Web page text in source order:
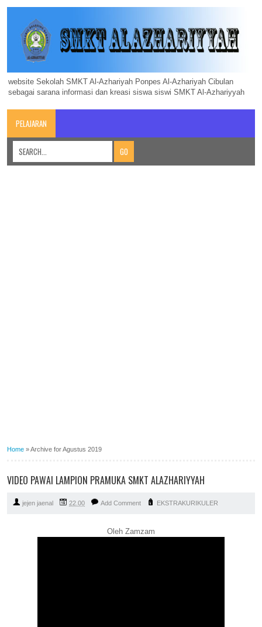
website Sekolah SMKT Al-Azhariyah Ponpes Al-Azhariyah Cibulan
sebagai sarana informasi dan kreasi siswa siswi SMKT Al-Azhariyyah
PELAJARAN
Home »Archive for Agustus 2019
VIDEO PAWAI LAMPION PRAMUKA SMKT ALAZHARIYYAH
jejen jaenal 22.00 Add Comment EKSTRAKURIKULER
Oleh Zamzam